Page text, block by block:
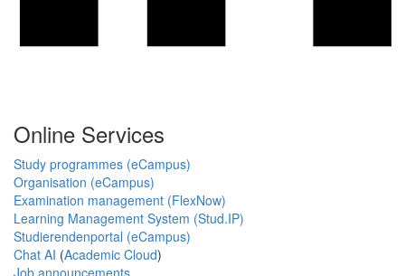
Online Services
Study programmes (eCampus)
Organisation (eCampus)
Examination management (FlexNow)
Learning Management System (Stud.IP)
Studierendenportal (eCampus)
Chat AI (Academic Cloud)
Job announcements